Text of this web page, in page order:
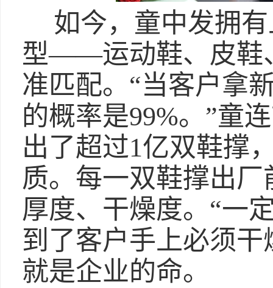
如今，童中发拥
型——运动鞋、皮鞋
准匹配。“当客户拿
的概率是99%。”童
出了超过1亿双鞋撑
质。每一双鞋撑出
厚度、干燥度。“一
到了客户手上必须
就是企业的命。